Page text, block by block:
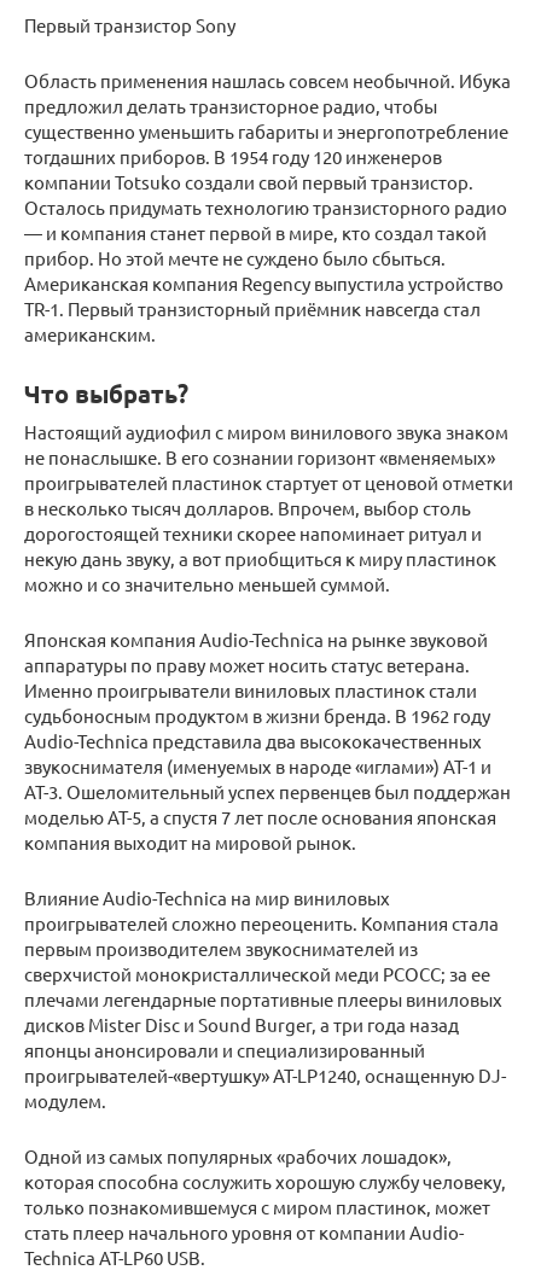
Первый транзистор Sony
Область применения нашлась совсем необычной. Ибука
предложил делать транзисторное радио, чтобы
существенно уменьшить габариты и энергопотребление
тогдашних приборов. В 1954 году 120 инженеров
компании Totsuko создали свой первый транзистор.
Осталось придумать технологию транзисторного радио
— и компания станет первой в мире, кто создал такой
прибор. Но этой мечте не суждено было сбыться.
Американская компания Regency выпустила устройство
TR-1. Первый транзисторный приёмник навсегда стал
американским.
Что выбрать?
Настоящий аудиофил с миром винилового звука знаком
не понаслышке. В его сознании горизонт «вменяемых»
проигрывателей пластинок стартует от ценовой отметки
в несколько тысяч долларов. Впрочем, выбор столь
дорогостоящей техники скорее напоминает ритуал и
некую дань звуку, а вот приобщиться к миру пластинок
можно и со значительно меньшей суммой.
Японская компания Audio-Technica на рынке звуковой
аппаратуры по праву может носить статус ветерана.
Именно проигрыватели виниловых пластинок стали
судьбоносным продуктом в жизни бренда. В 1962 году
Audio-Technica представила два высококачественных
звукоснимателя (именуемых в народе «иглами») AT-1 и
AT-3. Ошеломительный успех первенцев был поддержан
моделью AT-5, а спустя 7 лет после основания японская
компания выходит на мировой рынок.
Влияние Audio-Technica на мир виниловых
проигрывателей сложно переоценить. Компания стала
первым производителем звукоснимателей из
сверхчистой монокристаллической меди PCOCC; за ее
плечами легендарные портативные плееры виниловых
дисков Mister Disc и Sound Burger, а три года назад
японцы анонсировали и специализированный
проигрывателей-«вертушку» AT-LP1240, оснащенную DJ-
модулем.
Одной из самых популярных «рабочих лошадок»,
которая способна сослужить хорошую службу человеку,
только познакомившемуся с миром пластинок, может
стать плеер начального уровня от компании Audio-
Technica AT-LP60 USB.